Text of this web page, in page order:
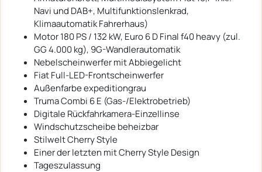
Navi und DAB+, Multifunktionslenkrad,
Klimaautomatik Fahrerhaus)
Motor 180 PS / 132 kW, Euro 6 D Final f40 heavy (zul.
GG 4.000 kg), 9G-Wandlerautomatik
Nebelscheinwerfer mit Abbiegelicht
Fiat Full-LED-Frontscheinwerfer
Außenfarbe expeditiongrau
Truma Combi 6 E (Gas-/Elektrobetrieb)
Digitale Rückfahrkamera-Einzellinse
Windschutzscheibe beheizbar
Stilwelt Cherry Style
Einer der letzten mit Cherry Style Design
Tageszulassung